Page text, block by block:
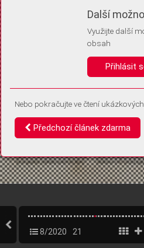
Identifikátor je zcela anonymní.
Vaše souhlasy a odmítnutí si
vás už příště znovu neptali. Můžete je
8/2020 21
Další
Využijte další
obsah
Přihlásit
Nebo pokračujte ve čtení
Předchozí článek zdarma